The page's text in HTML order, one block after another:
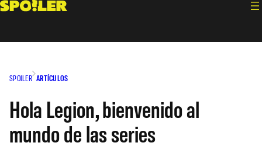
SPOILER ARTÍCULOS
Hola Legion, bienvenido al
mundo de las series